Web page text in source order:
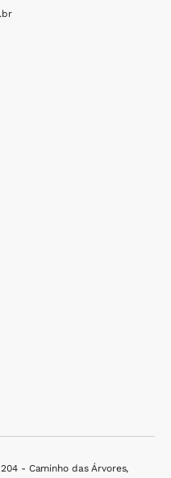
- Caminho das Árvores,